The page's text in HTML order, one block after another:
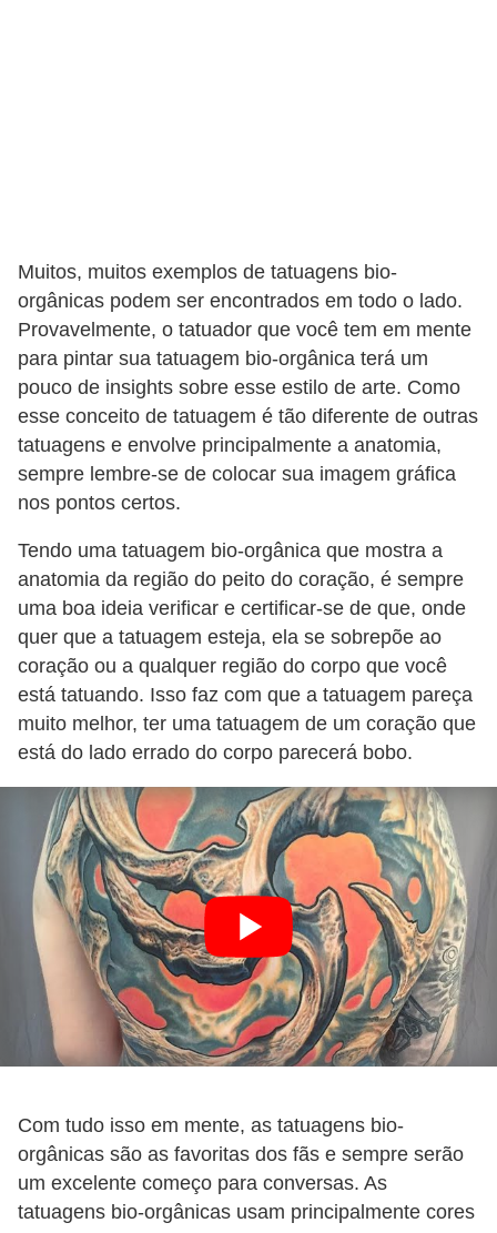
Muitos, muitos exemplos de tatuagens bio-
orgânicas podem ser encontrados em todo o lado.
Provavelmente, o tatuador que você tem em mente
para pintar sua tatuagem bio-orgânica terá um
pouco de insights sobre esse estilo de arte. Como
esse conceito de tatuagem é tão diferente de outras
tatuagens e envolve principalmente a anatomia,
sempre lembre-se de colocar sua imagem gráfica
nos pontos certos.
Tendo uma tatuagem bio-orgânica que mostra a
anatomia da região do peito do coração, é sempre
uma boa ideia verificar e certificar-se de que, onde
quer que a tatuagem esteja, ela se sobrepõe ao
coração ou a qualquer região do corpo que você
está tatuando. Isso faz com que a tatuagem pareça
muito melhor, ter uma tatuagem de um coração que
está do lado errado do corpo parecerá bobo.
Com tudo isso em mente, as tatuagens bio-
orgânicas são as favoritas dos fãs e sempre serão
um excelente começo para conversas. As
tatuagens bio-orgânicas usam principalmente cores